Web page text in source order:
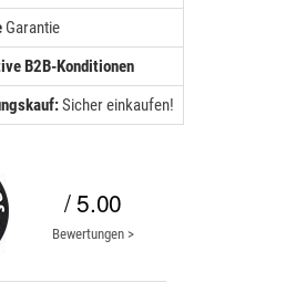
Garantie
B2B-Konditionen
Sicher einkaufen!
/ 5.00
Bewertungen >